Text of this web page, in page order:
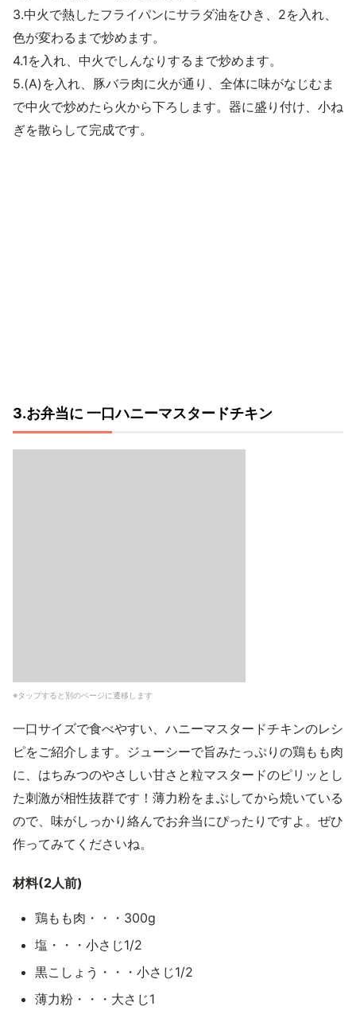
3.中火で熱したフライパンにサラダ油をひき、2を入れ、
色が変わるまで炒めます。
4.1を入れ、中火でしんなりするまで炒めます。
5.(A)を入れ、豚バラ肉に火が通り、全体に味がなじむま
で中火で炒めたら火から下ろします。器に盛り付け、小ね
ぎを散らして完成です。
3.お弁当に 一口ハニーマスタードチキン
※タップすると別のページに遷移します
一口サイズで食べやすい、ハニーマスタードチキンのレシ
ピをご紹介します。ジューシーで旨みたっぷりの鶏もも肉
に、はちみつのやさしい甘さと粒マスタードのピリッとし
た刺激が相性抜群です！薄力粉をまぶしてから焼いている
ので、味がしっかり絡んでお弁当にぴったりですよ。ぜひ
作ってみてくださいね。
材料(2人前)
鶏もも肉・・・300g
塩・・・小さじ1/2
黒こしょう・・・小さじ1/2
薄力粉・・・大さじ1